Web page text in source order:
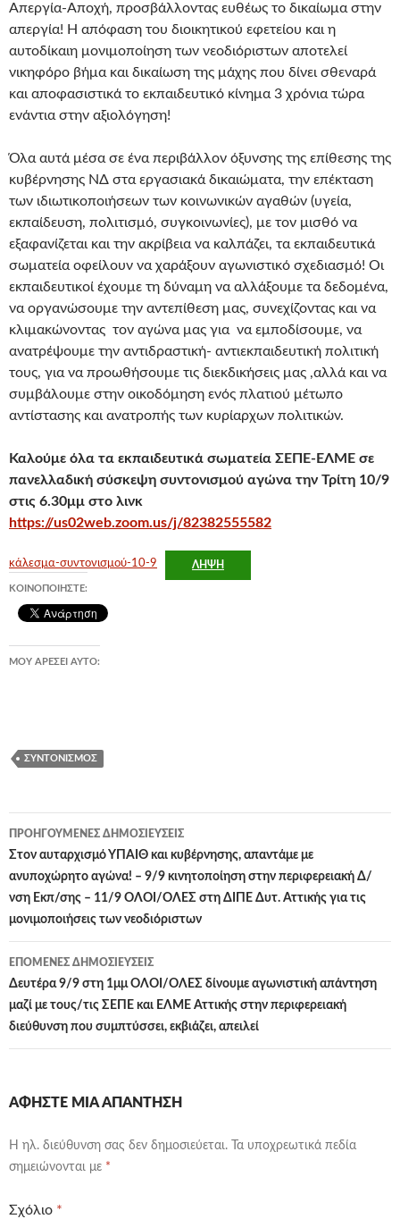
Απεργία-Αποχή, προσβάλλοντας ευθέως το δικαίωμα στην
απεργία! Η απόφαση του διοικητικού εφετείου και η
αυτοδίκαιη μονιμοποίηση των νεοδιόριστων αποτελεί
νικηφόρο βήμα και δικαίωση της μάχης που δίνει σθεναρά
και αποφασιστικά το εκπαιδευτικό κίνημα 3 χρόνια τώρα
ενάντια στην αξιολόγηση!
Όλα αυτά μέσα σε ένα περιβάλλον όξυνσης της επίθεσης της
κυβέρνησης ΝΔ στα εργασιακά δικαιώματα, την επέκταση
των ιδιωτικοποιήσεων των κοινωνικών αγαθών (υγεία,
εκπαίδευση, πολιτισμό, συγκοινωνίες), με τον μισθό να
εξαφανίζεται και την ακρίβεια να καλπάζει, τα εκπαιδευτικά
σωματεία οφείλουν να χαράξουν αγωνιστικό σχεδιασμό! Οι
εκπαιδευτικοί έχουμε τη δύναμη να αλλάξουμε τα δεδομένα,
να οργανώσουμε την αντεπίθεση μας, συνεχίζοντας και να
κλιμακώνοντας τον αγώνα μας για να εμποδίσουμε, να
ανατρέψουμε την αντιδραστική- αντιεκπαιδευτική πολιτική
τους, για να προωθήσουμε τις διεκδικήσεις μας ,αλλά και να
συμβάλουμε στην οικοδόμηση ενός πλατιού μέτωπο
αντίστασης και ανατροπής των κυρίαρχων πολιτικών.
Καλούμε όλα τα εκπαιδευτικά σωματεία ΣΕΠΕ-ΕΛΜΕ σε
πανελλαδική σύσκεψη συντονισμού αγώνα την Τρίτη 10/9
στις 6.30μμ στο λινκ
https://us02web.zoom.us/j/82382555582
κάλεσμα-συντονισμού-10-9 ΛΉΨΗ
ΚΟΙΝΟΠΟΙΉΣΤΕ:
ΜΟΥ ΑΡΈΣΕΙ ΑΥΤΌ:
ΣΥΝΤΟΝΙΣΜΌΣ
Πλοήγηση
άρθρων
ΠΡΟΗΓΟΎΜΕΝΕΣ ΔΗΜΟΣΙΕΎΣΕΙΣ
Στον αυταρχισμό ΥΠΑΙΘ και κυβέρνησης, απαντάμε με
ανυποχώρητο αγώνα! – 9/9 κινητοποίηση στην περιφερειακή Δ/
νση Εκπ/σης – 11/9 ΟΛΟΙ/ΟΛΕΣ στη ΔΙΠΕ Δυτ. Αττικής για τις
μονιμοποιήσεις των νεοδιόριστων
ΕΠΌΜΕΝΕΣ ΔΗΜΟΣΙΕΎΣΕΙΣ
Δευτέρα 9/9 στη 1μμ ΟΛΟΙ/ΟΛΕΣ δίνουμε αγωνιστική απάντηση
μαζί με τους/τις ΣΕΠΕ και ΕΛΜΕ Αττικής στην περιφερειακή
διεύθυνση που συμπτύσσει, εκβιάζει, απειλεί
ΑΦΉΣΤΕ ΜΙΑ ΑΠΆΝΤΗΣΗ
Η ηλ. διεύθυνση σας δεν δημοσιεύεται.
Τα υποχρεωτικά πεδία
σημειώνονται με *
Σχόλιο *